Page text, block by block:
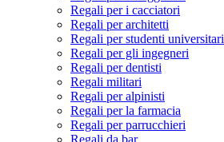
Regali per i cacciatori
Regali per architetti
Regali per studenti universitari
Regali per gli ingegneri
Regali per dentisti
Regali militari
Regali per alpinisti
Regali per la farmacia
Regali per parrucchieri
Regali da bar